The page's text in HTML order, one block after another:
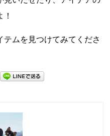
ムを見つけてみてくださ